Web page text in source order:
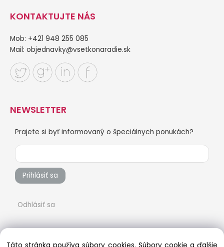
KONTAKTUJTE NÁS
Mob: +421 948 255 085
Mail: objednavky@vsetkonaradie.sk
NEWSLETTER
Prajete si byť informovaný o špeciálnych ponukách?
Prihlásiť sa
Odhlásiť sa